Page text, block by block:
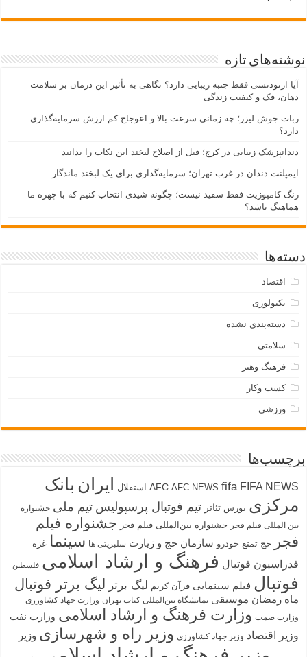
نوشته‌های تازه
آیا ارتودنسی فقط جنبه زیبایی دارد؟ نگاهی به تأثیر این درمان بر سلامت
دهان، فک و کیفیت زندگی
ربات جوش لیزر؛ چه زمانی سرعت بالا و اعوجاج کم ارزش سرمایه‌گذاری
دارد؟
دندانپزشک زیبایی در کرج؛ قبل از اصلاح لبخند این نکات را بدانید
ایمپلنت دندان در غرب تهران؛ سرمایه‌گذاری برای یک لبخند ماندگار
رنگ کامپوزیت فقط سفید نیست؛ چگونه شیدی انتخاب کنیم که با چهره ما
هماهنگ باشد؟
دسته‌ها
اقتصاد
تکنولوژی
دسته‌بندی نشده
سلامتی
فرهنگ وهنر
کسب وکار
ورزشی
برچسب‌ها
AFC AFC NEWS fifa FIFA NEWS استقلال ایران بانک
مرکزی بورس تئاتر تیم فوتبال پرسپولیس تیم ملی جشنواره
بین المللی فیلم فجر جشنواره بین‌المللی فیلم فجر جشنواره فیلم
فجر
حج تمتع خودرو سازمان حج و زیارت سلبریتی ها سینما غزه
فدراسیون فوتبال فرهنگ و ارشاد اسلامی فلسطین
فوتبال فیلم سینمایی قرآن کریم لیگ برتر لیگ برتر فوتبال
ماه رمضان موسیقی نمایشگاه بین‌المللی کتاب تهران وزارت جهاد کشاورزی
وزارت صمت وزارت فرهنگ و ارشاد اسلامی وزارت نفت
وزیر اقتصاد وزیر جهاد کشاورزی وزیر راه و شهرسازی وزیر